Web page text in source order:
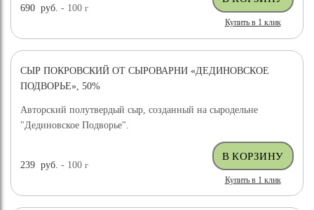
690 руб. - 100г
Купить в 1 клик
СЫР ПОКРОВСКИЙ ОТ СЫРОВАРНИ «ДЕДИНОВСКОЕ
ПОДВОРЬЕ», 50%
Авторский полутвердый сыр, созданный на сыродельне
"Дединовское Подворье".
239 руб. - 100г
Купить в 1 клик